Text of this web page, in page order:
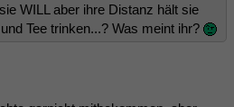
WILL aber ihre Distanz hält sie
Tee trinken...? Was meint ihr?